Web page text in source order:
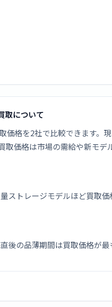
取について
格を2社で比較できます。
価格は市場の需給や新モデ
ストレージモデルほど買取
の品薄期間は買取価格が